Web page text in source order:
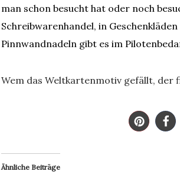
man schon besucht hat oder noch
Schreibwarenhandel, in
Pinnwandnadeln gibt es im
Wem das Weltkartenmotiv gefällt, der
Ähnliche Beiträge